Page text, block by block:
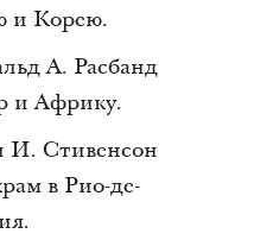
и Корею.
А. Расбанд
и Африку.
И. Стивенсон
в Рио-де-